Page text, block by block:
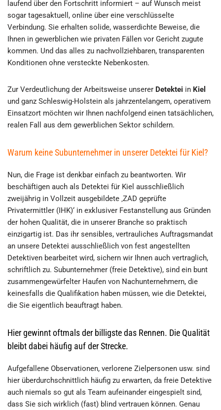
laufend über den Fortschritt informiert – auf Wunsch meist
sogar tagesaktuell, online über eine verschlüsselte
Verbindung. Sie erhalten solide, wasserdichte Beweise, die
Ihnen in gewerblichen wie privaten Fällen vor Gericht zugute
kommen. Und das alles zu nachvollziehbaren, transparenten
Konditionen ohne versteckte Nebenkosten.
Zur Verdeutlichung der Arbeitsweise unserer Detektei in Kiel
und ganz Schleswig-Holstein als jahrzentelangem, operativem
Einsatzort möchten wir Ihnen nachfolgend einen tatsächlichen,
realen Fall aus dem gewerblichen Sektor schildern.
Warum keine Subunternehmer in unserer Detektei für Kiel?
Nun, die Frage ist denkbar einfach zu beantworten. Wir
beschäftigen auch als Detektei für Kiel ausschließlich
zweijährig in Vollzeit ausgebildete ‚ZAD geprüfte
Privatermittler (IHK)‘ in exklusiver Festanstellung aus Gründen
der hohen Qualität, die in unserer Branche so praktisch
einzigartig ist. Das ihr sensibles, vertrauliches Auftragsmandat
an unsere Detektei ausschließlich von fest angestellten
Detektiven bearbeitet wird, sichern wir Ihnen auch vertraglich,
schriftlich zu. Subunternehmer (freie Detektive), sind ein bunt
zusammengewürfelter Haufen von Nachunternehmern, die
keinesfalls die Qualifikation haben müssen, wie die Detektei,
die Sie eigentlich beauftragt haben.
Hier gewinnt oftmals der billigste das Rennen. Die Qualität
bleibt dabei häufig auf der Strecke.
Aufgefallene Observationen, verlorene Zielpersonen usw. sind
hier überdurchschnittlich häufig zu erwarten, da freie Detektive
auch niemals so gut als Team aufeinander eingespielt sind,
dass Sie sich wirklich (fast) blind vertrauen können. Genau